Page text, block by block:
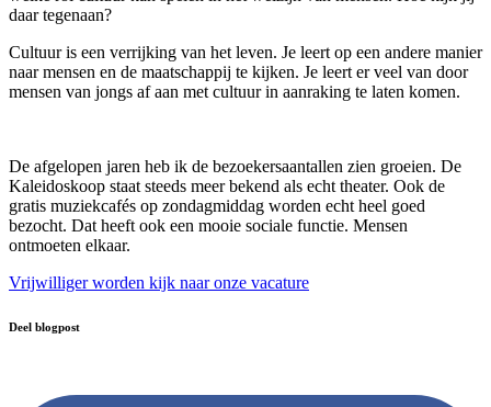
daar tegenaan?
Cultuur is een verrijking van het leven. Je leert op een andere manier
naar mensen en de maatschappij te kijken. Je leert er veel van door
mensen van jongs af aan met cultuur in aanraking te laten komen.
De afgelopen jaren heb ik de bezoekersaantallen zien groeien. De
Kaleidoskoop staat steeds meer bekend als echt theater. Ook de
gratis muziekcafés op zondagmiddag worden echt heel goed
bezocht. Dat heeft ook een mooie sociale functie. Mensen
ontmoeten elkaar.
Vrijwilliger worden kijk naar onze vacature
Deel blogpost